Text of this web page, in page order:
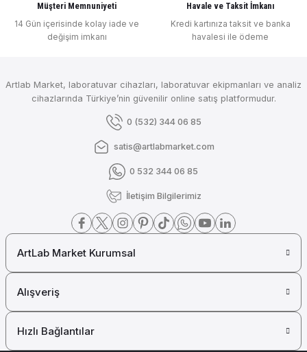
Ohaus Endüstriyel Terazi SJX 6201M 6200 gr / 0.1 gr
Ohaus Endüstriyel Terazi CX 1201 ( 1200 gr / 0.1 gr )
₺ 8.570
OHAUS
Ohaus Endüstriyel Terazi CX 621 ( 620 gr / 0.1 gr )
Müşteri Memnuniyeti
14 Gün içerisinde kolay iade ve
değişim imkanı
Havale ve Taksit İmkanı
Kredi kartınıza taksit ve banka
havalesi ile ödeme
Artlab Market, laboratuvar cihazları, laboratuvar ekipmanları ve analiz
cihazlarında Türkiye’nin güvenilir online satış platformudur.
0 (532) 344 06 85
satis@artlabmarket.com
0 532 344 06 85
İletişim Bilgilerimiz
ArtLab Market Kurumsal
Alışveriş
Hızlı Bağlantılar